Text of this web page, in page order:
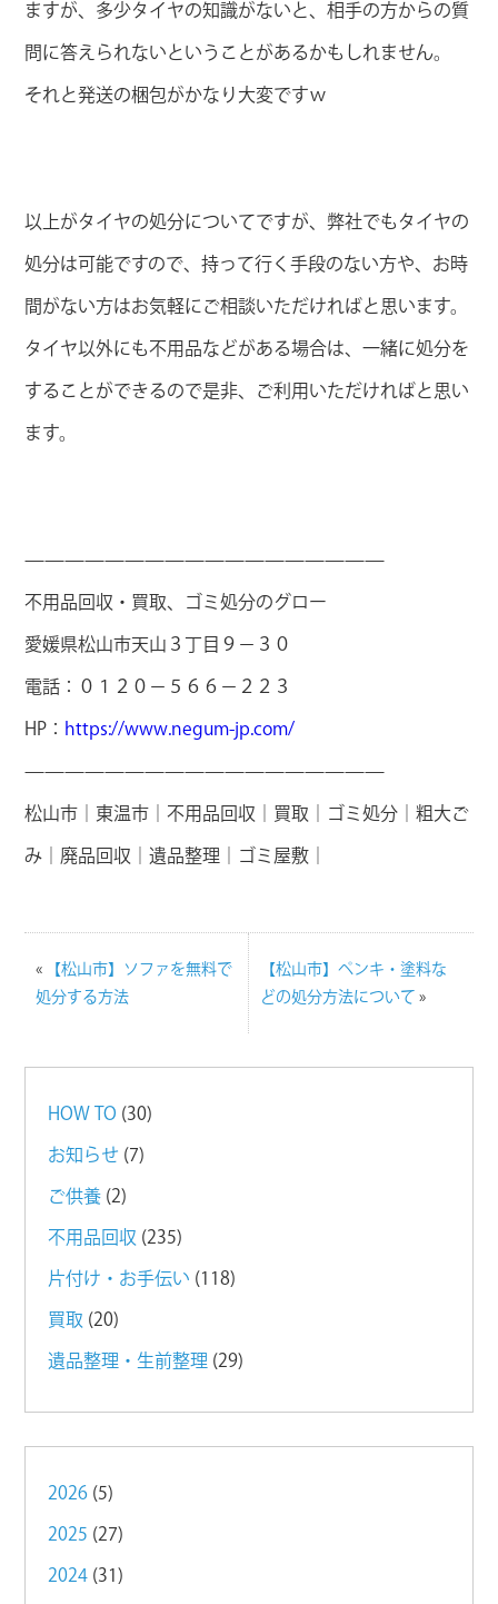
ますが、多少タイヤの知識がないと、相手の方からの質
問に答えられないということがあるかもしれません。
それと発送の梱包がかなり大変ですｗ
以上がタイヤの処分についてですが、弊社でもタイヤの
処分は可能ですので、持って行く手段のない方や、お時
間がない方はお気軽にご相談いただければと思います。
タイヤ以外にも不用品などがある場合は、一緒に処分を
することができるので是非、ご利用いただければと思い
ます。
——————————————————
不用品回収・買取、ゴミ処分のグロー
愛媛県松山市天山３丁目９－３０
電話：０１２０－５６６－２２３
HP： https://www.negum-jp.com/
——————————————————
松山市｜東温市｜不用品回収｜買取｜ゴミ処分｜粗大ご
み｜廃品回収｜遺品整理｜ゴミ屋敷｜
«
【松山市】ソファを無料で
処分する方法
【松山市】ペンキ・塗料な
どの処分方法について »
HOW TO (30)
お知らせ (7)
ご供養 (2)
不用品回収 (235)
片付け・お手伝い (118)
買取 (20)
遺品整理・生前整理 (29)
2026 (5)
2025 (27)
2024 (31)